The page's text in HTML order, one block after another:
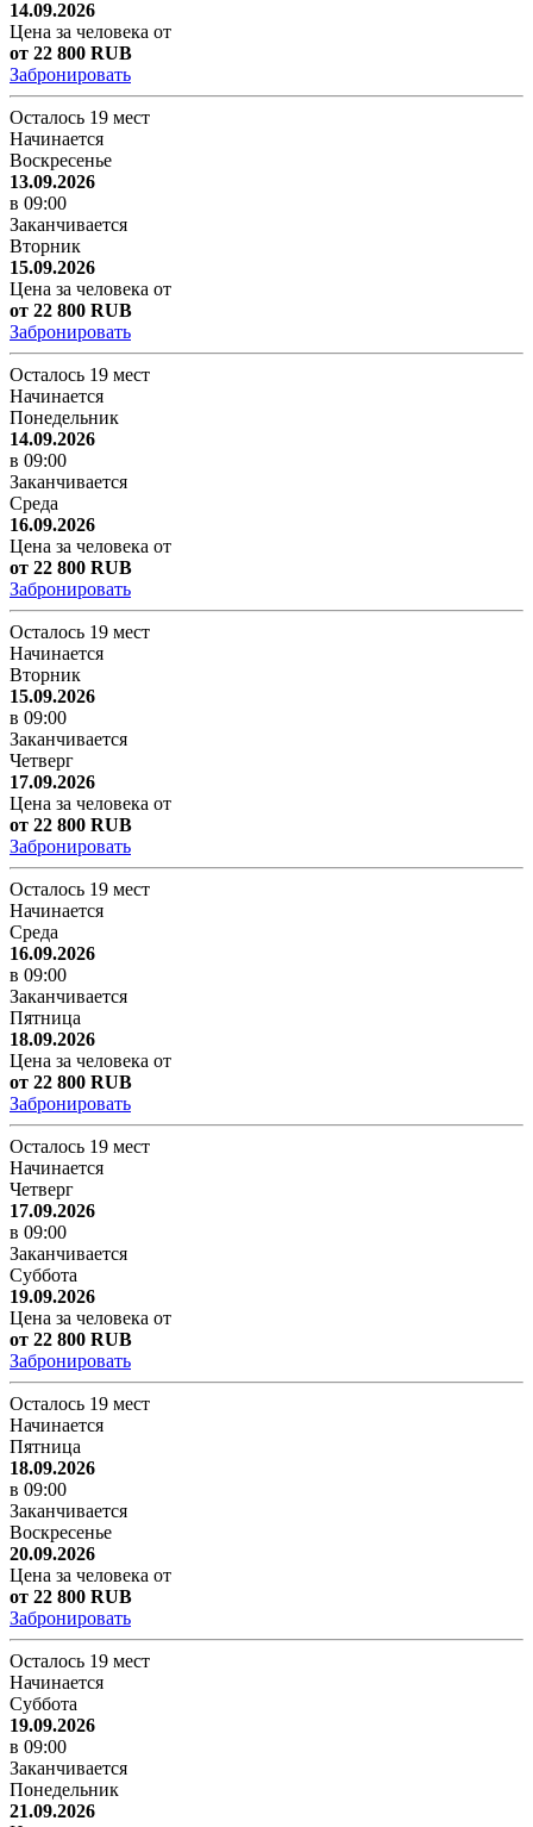
14.09.2026
Цена за человека от
от 22 800 RUB
Забронировать
Осталось 19 мест
Начинается
Воскресенье
13.09.2026
в 09:00
Заканчивается
Вторник
15.09.2026
Цена за человека от
от 22 800 RUB
Забронировать
Осталось 19 мест
Начинается
Понедельник
14.09.2026
в 09:00
Заканчивается
Среда
16.09.2026
Цена за человека от
от 22 800 RUB
Забронировать
Осталось 19 мест
Начинается
Вторник
15.09.2026
в 09:00
Заканчивается
Четверг
17.09.2026
Цена за человека от
от 22 800 RUB
Забронировать
Осталось 19 мест
Начинается
Среда
16.09.2026
в 09:00
Заканчивается
Пятница
18.09.2026
Цена за человека от
от 22 800 RUB
Забронировать
Осталось 19 мест
Начинается
Четверг
17.09.2026
в 09:00
Заканчивается
Суббота
19.09.2026
Цена за человека от
от 22 800 RUB
Забронировать
Осталось 19 мест
Начинается
Пятница
18.09.2026
в 09:00
Заканчивается
Воскресенье
20.09.2026
Цена за человека от
от 22 800 RUB
Забронировать
Осталось 19 мест
Начинается
Суббота
19.09.2026
в 09:00
Заканчивается
Понедельник
21.09.2026